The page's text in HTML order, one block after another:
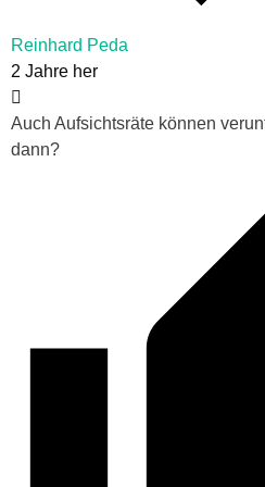
Reinhard Peda
2 Jahre her
Auch Aufsichtsräte können
dann?